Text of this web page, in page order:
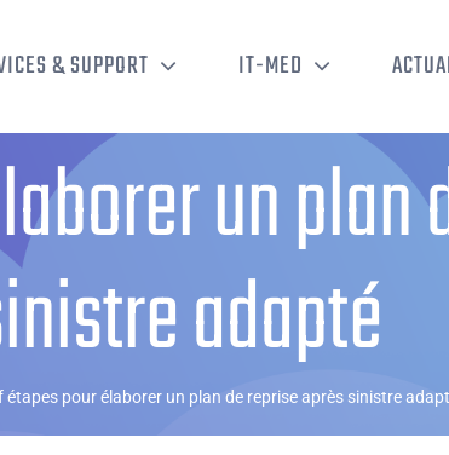
& SUPPORT IT-MED
un
adapté
étapes pour élaborer un plan de reprise après sinistre